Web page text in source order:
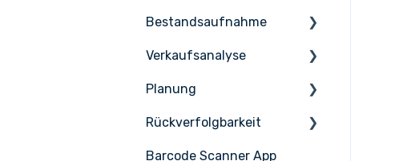
Produktentwicklung
Bestellung
Empfang
Lieferanten
Lieferantenintegratione
Bestandsaufnahme
Zählen
Lagerverwaltung
Verkaufsanalyse
Vertriebsmanagement
PoS-Integrationen
Planung
Aufgaben & HACCP
Produktionsplan
Rückverfolgbarkeit
Nicelabel
Barcode Scanner App